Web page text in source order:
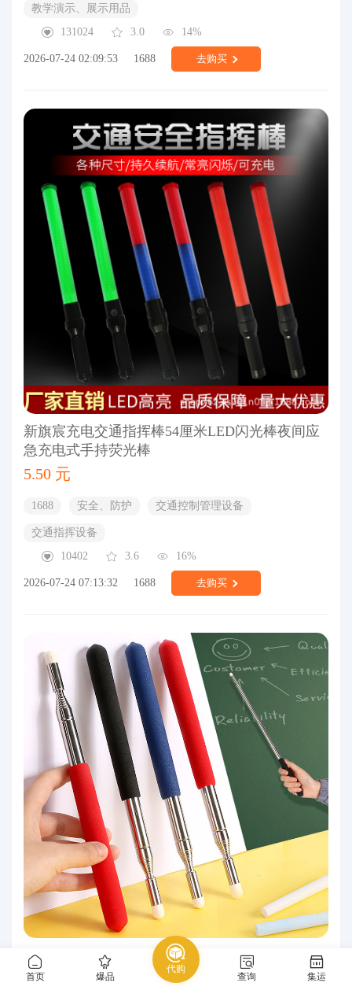
首页 爆品
代购
查询 集运
教学演示、展示用品
131024
3.0 14%
2026-07-24 02:09:53 1688 去购买
新旗宸充电交通指挥棒54厘米LED闪光棒夜间应
急充电式手持荧光棒
5.50 元
1688 安全、防护 交通控制管理设备
交通指挥设备
10402
3.6 16%
2026-07-24 07:13:32 1688 去购买
可伸缩教师专用伸缩教鞭黑板用可触屏灵敏教棒
教杆教棍上课指挥棒